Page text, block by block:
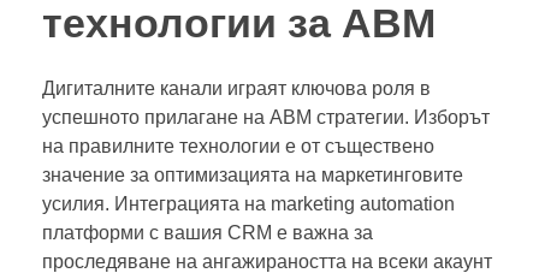
технологии за ABM
Дигиталните канали играят ключова роля в
успешното прилагане на ABM стратегии. Изборът
на правилните технологии е от съществено
значение за оптимизацията на маркетинговите
усилия. Интеграцията на marketing automation
платформи с вашия CRM е важна за
проследяване на ангажираността на всеки акаунт